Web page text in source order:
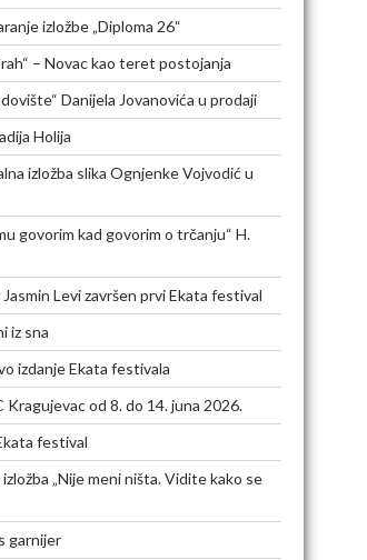
izložbe „Diploma 26“
– Novac kao teret postojanja
Danijela Jovanovića u prodaji
Holija
izložba slika Ognjenke Vojvodić u
govorim kad govorim o trčanju“ H.
Jasmin Levi završen prvi Ekata festival
iz sna
izdanje Ekata festivala
Kragujevac od 8. do 14. juna 2026.
festival
„Nije meni ništa. Vidite kako se
garnijer